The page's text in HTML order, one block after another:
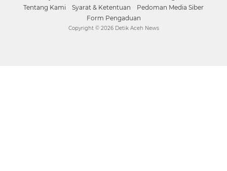
Tentang Kami
Syarat & Ketentuan
Pedoman Media Siber
Form Pengaduan
Copyright © 2026 Detik Aceh News